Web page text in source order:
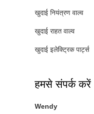
खुदाई नियंत्रण वाल्व
खुदाई राहत वाल्व
खुदाई इलेक्ट्रिक पार्ट्स
हमसे संपर्क करें
Wendy